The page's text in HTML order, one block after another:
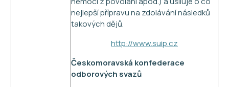
nejlepší přípravu na zdolávání následků
takových dějů.
http://www.suip.cz
Českomoravská konfederace
odborových svazů